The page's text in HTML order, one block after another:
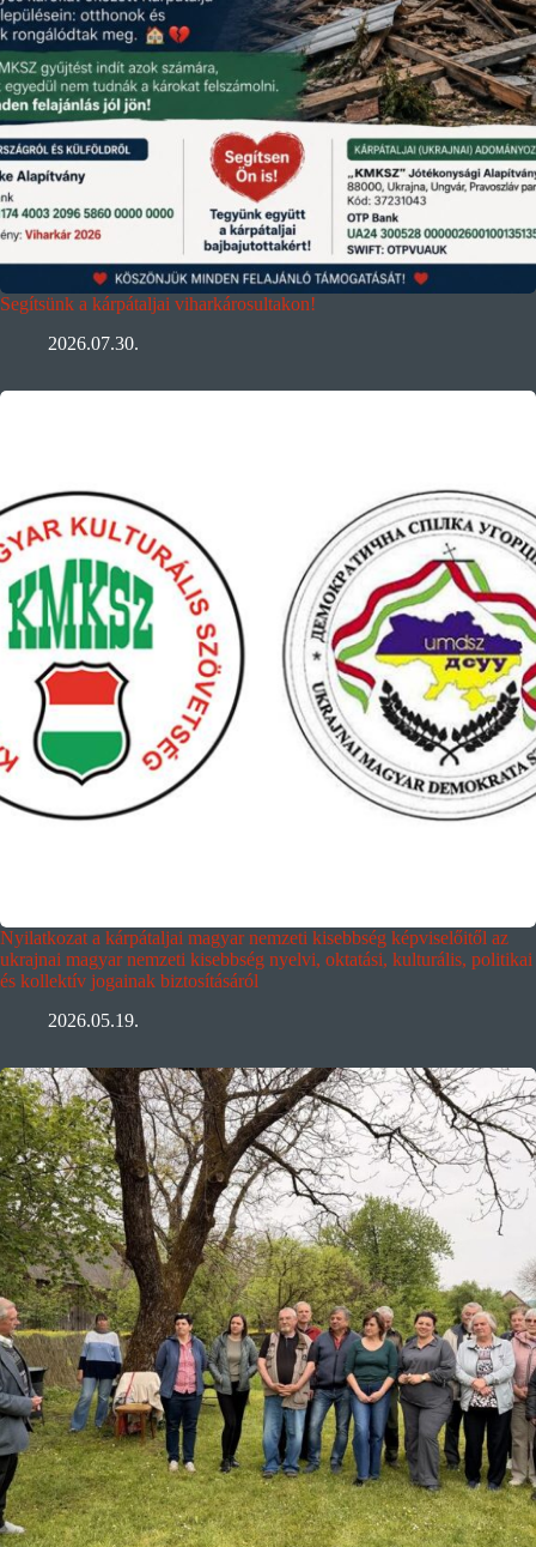
Segítsünk a kárpátaljai viharkárosultakon!
2026.07.30.
Nyilatkozat a kárpátaljai magyar nemzeti kisebbség képviselőitől az
ukrajnai magyar nemzeti kisebbség nyelvi, oktatási, kulturális, politikai
és kollektív jogainak biztosításáról
2026.05.19.